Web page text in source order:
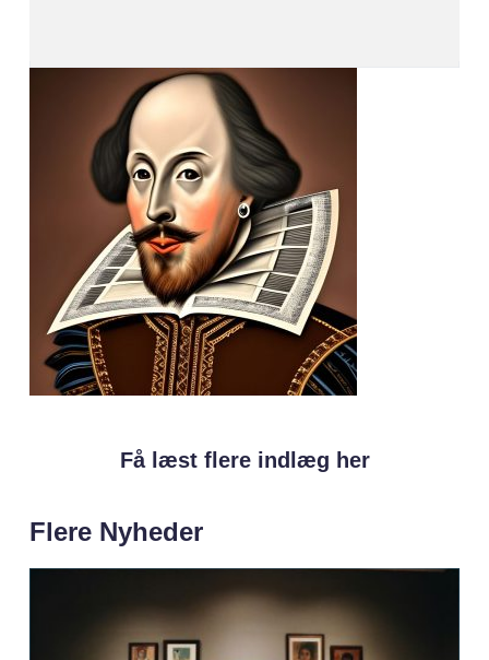
Få læst flere indlæg her
Flere Nyheder